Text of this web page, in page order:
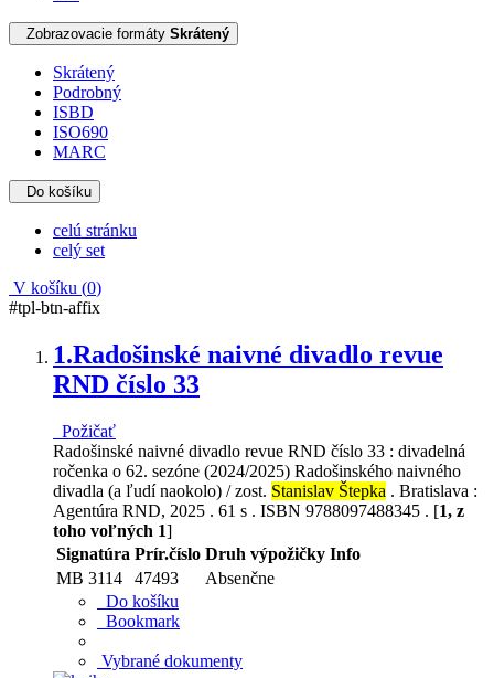
Zobrazovacie formáty Skrátený
Skrátený
Podrobný
ISBD
ISO690
MARC
Do košíku
celú stránku
celý set
V košíku (0)
#tpl-btn-affix
1.Radošinské naivné divadlo revue
RND číslo 33
Požičať
Radošinské naivné divadlo revue RND číslo 33 : divadelná
ročenka o 62. sezóne (2024/2025) Radošinského naivného
divadla (a ľudí naokolo) / zost. Stanislav Štepka . Bratislava :
Agentúra RND, 2025 . 61 s . ISBN 9788097488345 . [1, z
toho voľných 1]
Signatúra Prír.číslo Druh výpožičky Info
MB 3114
47493
Absenčne
Do košíku
Bookmark
Vybrané dokumenty